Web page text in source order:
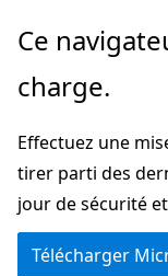
Passer
directement
au
principal
Passer
la
dans
la
page
Ce
charge.
Effectuez une
tirer parti des
jour de sécurité
Télécharger